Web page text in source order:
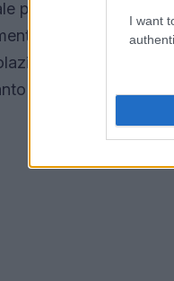
I want
per prevenire
la
dell’aria,
sia importante il